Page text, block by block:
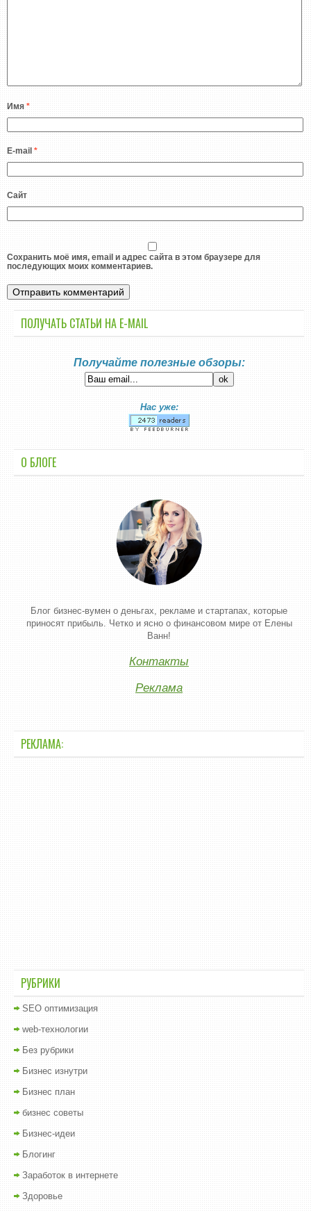
Имя *
E-mail *
Сайт
Сохранить моё имя, email и адрес сайта в этом браузере для
последующих моих комментариев.
ПОЛУЧАТЬ СТАТЬИ НА E-MАIL
Получайте полезные обзоры:
Нас уже:
О БЛОГЕ
Блог бизнес-вумен о деньгах, рекламе и стартапах, которые
приносят прибыль. Четко и ясно о финансовом мире от Елены
Ванн!
Контакты
Реклама
РЕКЛАМА:
РУБРИКИ
SEO оптимизация
web-технологии
Без рубрики
Бизнес изнутри
Бизнес план
бизнес советы
Бизнес-идеи
Блогинг
Заработок в интернете
Здоровье